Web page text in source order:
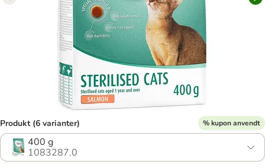
Produkt (6 varianter) % kupon anvendt
400 g
1083287.0